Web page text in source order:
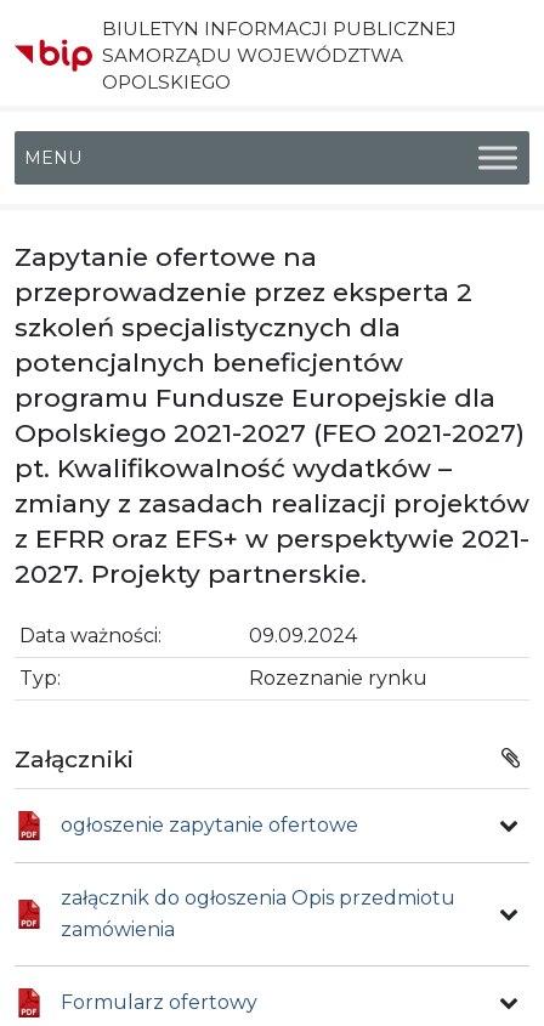
BIULETYN INFORMACJI PUBLICZNEJ
SAMORZĄDU WOJEWÓDZTWA
OPOLSKIEGO
Menu główne
Zapytanie ofertowe na
przeprowadzenie przez eksperta 2
szkoleń specjalistycznych dla
potencjalnych beneficjentów
programu Fundusze Europejskie dla
Opolskiego 2021-2027 (FEO 2021-2027)
pt. Kwalifikowalność wydatków –
zmiany z zasadach realizacji projektów
z EFRR oraz EFS+ w perspektywie 2021-
2027. Projekty partnerskie.
Data ważności:
09.09.2024
Typ:
Rozeznanie rynku
Załączniki
ogłoszenie zapytanie ofertowe
załącznik do ogłoszenia Opis przedmiotu
zamówienia
Formularz ofertowy